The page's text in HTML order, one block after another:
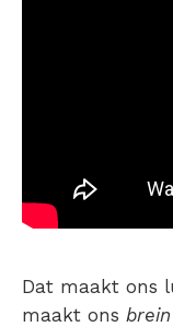
Dat maakt ons
maakt ons brein